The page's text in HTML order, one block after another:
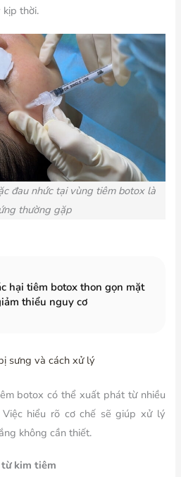
thời.
đau nhức tại vùng tiêm botox là
thường gặp
hại tiêm botox thon gọn mặt
thiểu nguy cơ
sưng và cách xử lý
botox có thể xuất phát từ nhiều
Việc hiểu rõ cơ chế sẽ giúp xử lý
không cần thiết.
từ kim tiêm